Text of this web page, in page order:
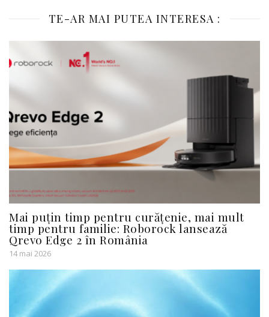
TE-AR MAI PUTEA INTERESA :
Mai puțin timp pentru curățenie, mai mult
timp pentru familie: Roborock lansează
Qrevo Edge 2 în România
14 mai 2026